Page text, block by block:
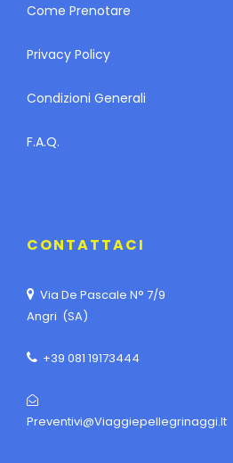
Come Prenotare
Privacy Policy
Condizioni Generali
F.A.Q.
CONTATTACI
Via De Pascale N° 7/9
Angri (SA)
+39 081 19173444
Preventivi@viaggiepellegrinaggi.it